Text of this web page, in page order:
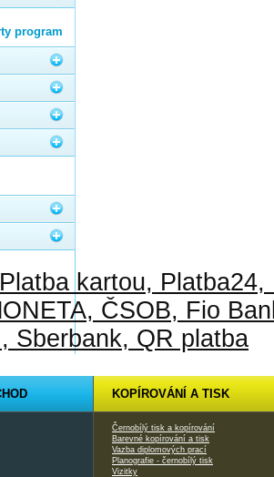
program
KOPÍROVÁNÍ A TISK
Černobílý tisk a kopírování
Barevné kopírování a tisk
Vazba diplomových prací
Planografie - černobílý tisk
Vizitky